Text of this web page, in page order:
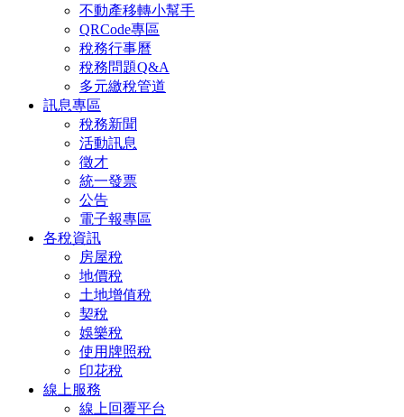
不動產移轉小幫手
QRCode專區
稅務行事曆
稅務問題Q&A
多元繳稅管道
訊息專區
稅務新聞
活動訊息
徵才
統一發票
公告
電子報專區
各稅資訊
房屋稅
地價稅
土地增值稅
契稅
娛樂稅
使用牌照稅
印花稅
線上服務
線上回覆平台